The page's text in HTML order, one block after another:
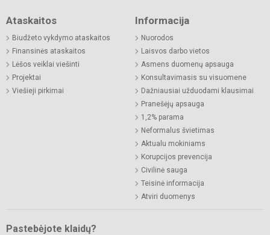
Ataskaitos
Biudžeto vykdymo ataskaitos
Finansinės ataskaitos
Lėšos veiklai viešinti
Projektai
Viešieji pirkimai
Informacija
Nuorodos
Laisvos darbo vietos
Asmens duomenų apsauga
Konsultavimasis su visuomene
Dažniausiai užduodami klausimai
Pranešėjų apsauga
1,2% parama
Neformalus švietimas
Aktualu mokiniams
Korupcijos prevencija
Civilinė sauga
Teisinė informacija
Atviri duomenys
Pastebėjote klaidų?